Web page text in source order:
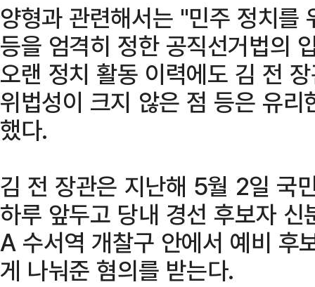
양형과 관련해서는 "민주 정치를
등을 엄격히 정한 공직선거법의
오랜 정치 활동 이력에도 김 전
위법성이 크지 않은 점 등은 유
했다.
김 전 장관은 지난해 5월 2일 국
하루 앞두고 당내 경선 후보자
A 수서역 개찰구 안에서 예비 후
게 나눠준 혐의를 받는다.